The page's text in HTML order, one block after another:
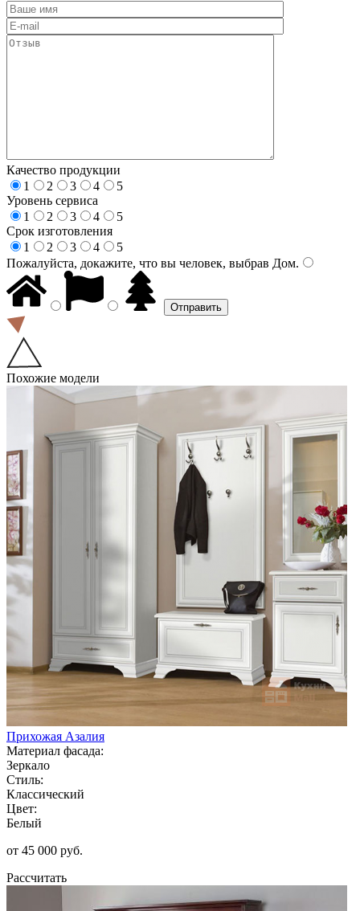
Качество продукции
1
2 3 4
5
Уровень сервиса
1
2 3 4
5
Срок изготовления
1
2 3 4
5
Пожалуйста, докажите, что вы человек, выбрав Дом.
Похожие модели
Прихожая Азалия
Материал фасада:
Зеркало
Стиль:
Классический
Цвет:
Белый
от 45 000 руб.
Рассчитать